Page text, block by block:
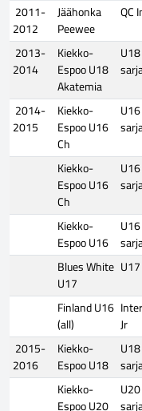
2011-
2012
Jäähonka
Peewee
QC
2013-
2014
Kiekko-
Espoo U18
Akatemia
2014-
2015
Kiekko-
Espoo U16
Ch
Kiekko-
Espoo U16
Ch
Kiekko-
Espoo U16
Blues White
U17
Finland U16
(all)
Jr
2015-
2016
Kiekko-
Espoo U18
Kiekko-
Espoo U20